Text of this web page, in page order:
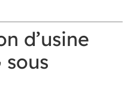
d’usine
sous